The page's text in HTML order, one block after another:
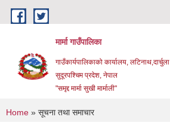
Skip to main content
मार्मा गाउँपालिका
गाउँकार्यपालिकाको कार्यालय, लटिनाथ,दार्चुला
सुदूरपश्चिम प्रदेश, नेपाल
"समृद्द मार्मा सुखी मार्माली"
You are here
Home » सूचना तथा समाचार